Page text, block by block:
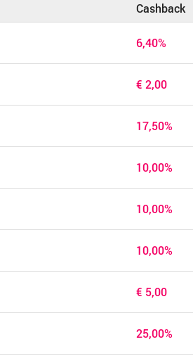
Cashback
6,40%
€ 2,00
17,50%
10,00%
10,00%
10,00%
€ 5,00
25,00%